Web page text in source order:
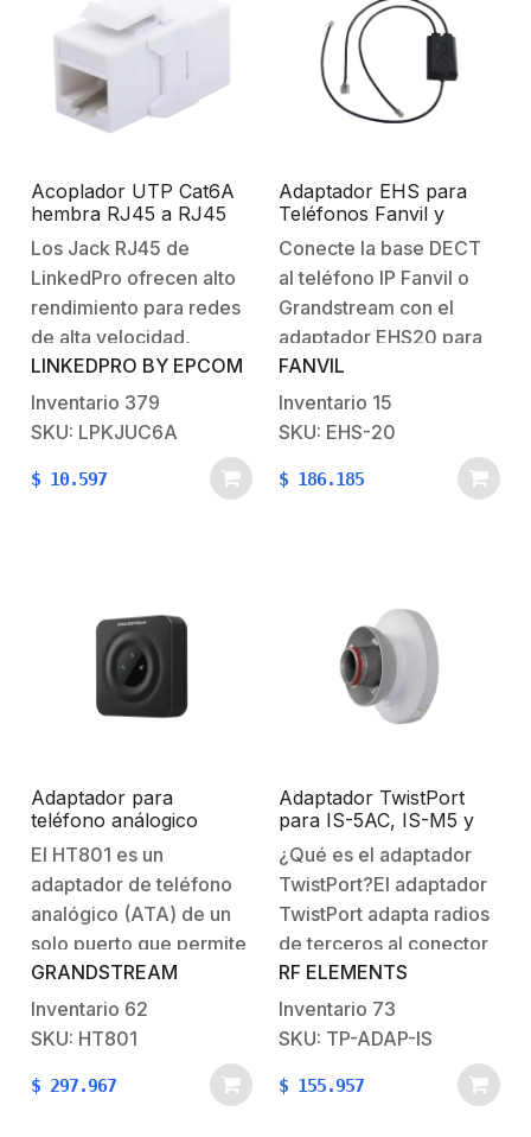
rendimiento:Cat6ATipo
de Conector:
RJ45.Blindado.No. de
puertos: 2.
rendimiento:
Cat5e. Tipo de
conector:
RJ45. Aplicación: Sin
Acoplador UTP Cat6A
hembra RJ45 a RJ45
hembra Color Blanco
Los Jack RJ45 de
LinkedPro ofrecen alto
rendimiento para redes
de alta velocidad,
vienen codificados por
colores para su correcta
instalación.Características
AcopladorColor:
garantía.
LINKEDPRO BY EPCOM
Inventario 379
SKU: LPKJUC6A
$ 10.597
Adaptador EHS para
Teléfonos Fanvil y
Grandstream serie
GXP16XX, para
diademas inalámbricas
DECT de Jabra
Conecte la base DECT
al teléfono IP Fanvil o
Grandstream con el
adaptador EHS20 para
lograr el control remoto
y permita a los usuarios
responder y finalizar las
llamadas presionando el
botón multifunción en el
timbre de llamada (
diadema)Contestar
llamadasFin de…
FANVIL
Inventario 15
SKU: EHS-20
$ 186.185
Adaptador para
teléfono análogico
(ATA) de 1 puerto FXS
El HT801 es un
adaptador de teléfono
analógico (ATA) de un
solo puerto que permite
a los usuarios crear una
solución de telefonía IP
manejable y de alta
calidad para e ntornos
residenciales y de
GRANDSTREAM
Inventario 62
SKU: HT801
$ 297.967
Adaptador TwistPort
para IS-5AC, IS-M5 y
PS-5AC de Ubiquiti
Networks para montar
en antenas RF Elements
5180-6400 MHz
¿Qué es el adaptador
TwistPort?El adaptador
TwistPort adapta radios
de terceros al conector
de guía de onda
TwistPort de RF
elements® . La
integración de la radio
es suave y no requiere
RF ELEMENTS
Inventario 73
SKU: TP-ADAP-IS
$ 155.957